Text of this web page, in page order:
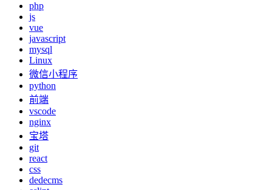
php
js
vue
javascript
mysql
Linux
微信小程序
python
前端
vscode
nginx
宝塔
git
react
css
dedecms